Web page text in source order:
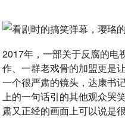
2017年，一部关于反腐的电
作、一群老戏骨的加盟更是
一个很严肃的镜头，达康书
上的一句话引的其他观众哭
肃又正经的画面上可以说是很